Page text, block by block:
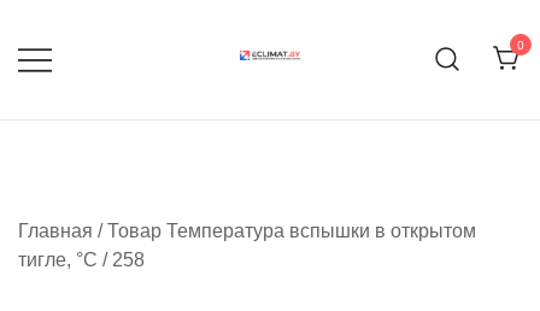
содержимому
0
Главная / Товар Температура вспышки в открытом
тигле, °C / 258